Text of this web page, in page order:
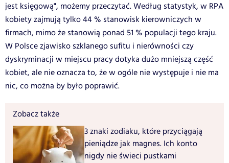
jest księgową", możemy przeczytać. Według statystyk, w RPA
kobiety zajmują tylko 44 % stanowisk kierowniczych w
firmach, mimo że stanowią ponad 51 % populacji tego kraju.
W Polsce zjawisko szklanego sufitu i nierówności czy
dyskryminacji w miejscu pracy dotyka dużo mniejszą część
kobiet, ale nie oznacza to, że w ogóle nie występuje i nie ma
nic, co można by było poprawić.
Zobacz także
3 znaki zodiaku, które przyciągają
pieniądze jak magnes. Ich konto
nigdy nie świeci pustkami